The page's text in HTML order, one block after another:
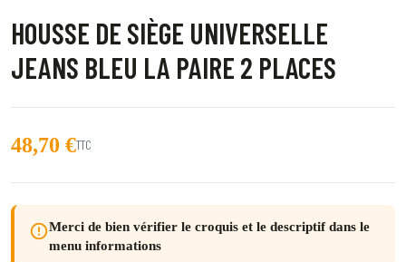
HOUSSE DE SIÈGE UNIVERSELLE
JEANS BLEU LA PAIRE 2 PLACES
48,70 €TTC
error_outlineMerci de bien vérifier le croquis et le descriptif dans le
menu informations